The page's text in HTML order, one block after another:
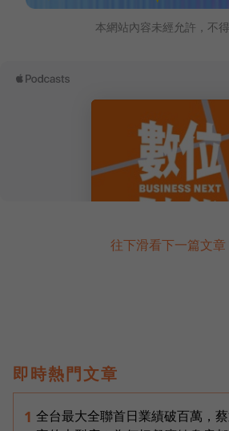
本網站內容未經允許，不得
往下滑看下一篇文章
即時熱門文章
1 全台最大全聯首日業績破百萬，